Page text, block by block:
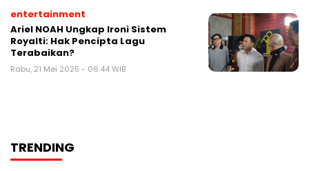
entertainment
Ariel NOAH Ungkap Ironi Sistem
Royalti: Hak Pencipta Lagu
Terabaikan?
Rabu, 21 Mei 2025 - 06:44 WIB
TRENDING